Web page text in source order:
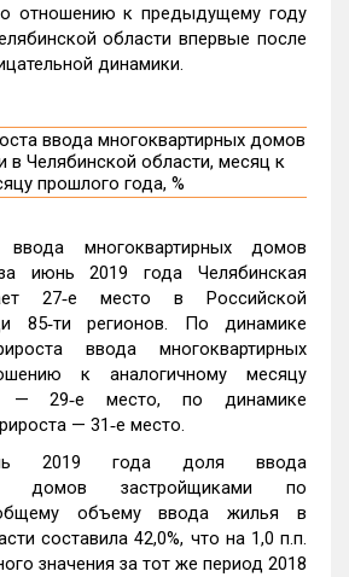
отношению к предыдущему году
области впервые после
динамики.
многоквартирных домов
июнь 2019 года Челябинская
27‑е место в Российской
85‑ти регионов. По динамике
ввода многоквартирных
к аналогичному месяцу
— 29‑е место, по динамике
— 31‑е место.
2019 года доля ввода
домов застройщиками по
объему ввода жилья в
составила 42,0%, что на 1,0 п.п.
значения за тот же период 2018